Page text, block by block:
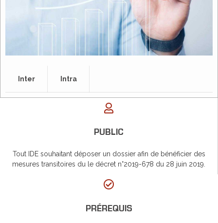
PUBLIC
Tout IDE souhaitant déposer un dossier afin de bénéficier des
mesures transitoires du le décret n°2019-678 du 28 juin 2019.
PRÉREQUIS
Inter Intra